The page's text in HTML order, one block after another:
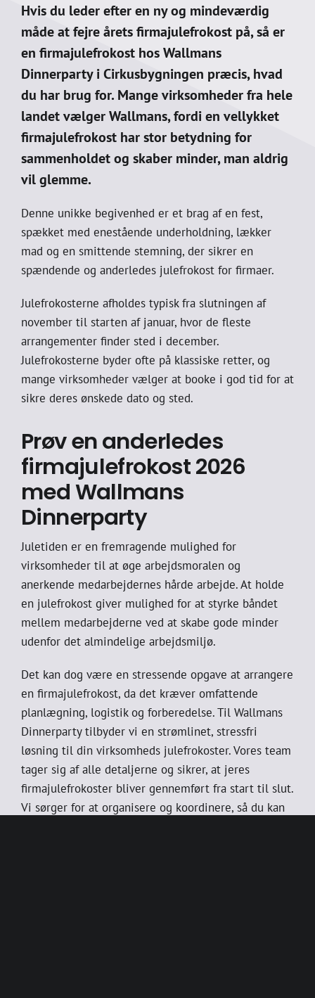
Hvis du leder efter en ny og mindeværdig
måde at fejre årets firmajulefrokost på, så er
en firmajulefrokost hos Wallmans
Dinnerparty i Cirkusbygningen præcis, hvad
du har brug for. Mange virksomheder fra hele
landet vælger Wallmans, fordi en vellykket
firmajulefrokost har stor betydning for
sammenholdet og skaber minder, man aldrig
vil glemme.
Denne unikke begivenhed er et brag af en fest,
spækket med enestående underholdning, lækker
mad og en smittende stemning, der sikrer en
spændende og anderledes julefrokost for firmaer.
Julefrokosterne afholdes typisk fra slutningen af
november til starten af januar, hvor de fleste
arrangementer finder sted i december.
Julefrokosterne byder ofte på klassiske retter, og
mange virksomheder vælger at booke i god tid for at
sikre deres ønskede dato og sted.
Prøv en anderledes
firmajulefrokost 2026
med Wallmans
Dinnerparty
Juletiden er en fremragende mulighed for
virksomheder til at øge arbejdsmoralen og
anerkende medarbejdernes hårde arbejde. At holde
en julefrokost giver mulighed for at styrke båndet
mellem medarbejderne ved at skabe gode minder
udenfor det almindelige arbejdsmiljø.
Det kan dog være en stressende opgave at arrangere
en firmajulefrokost, da det kræver omfattende
planlægning, logistik og forberedelse. Til Wallmans
Dinnerparty tilbyder vi en strømlinet, stressfri
løsning til din virksomheds julefrokoster. Vores team
tager sig af alle detaljerne og sikrer, at jeres
firmajulefrokoster bliver gennemført fra start til slut.
Vi sørger for at organisere og koordinere, så du kan